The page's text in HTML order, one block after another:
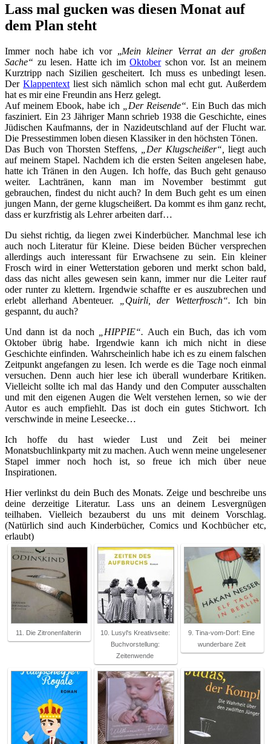
Lass mal gucken was diesen Monat auf
dem Plan steht
Immer noch habe ich vor „Mein kleiner Verrat an der großen
Sache“ zu lesen. Hatte ich imOktoberschon vor. Ist an meinem
Kurztripp nach Sizilien gescheitert. Ich muss es unbedingt lesen.
DerKlappentext liest sich nämlich schon mal echt gut. Außerdem
hat es mir eine Freundin ans Herz gelegt.
Auf meinem Ebook, habe ich
„Der Reisende“. Ein Buch das mich
fasziniert. Ein 23 Jähriger Mann schrieb 1938 die Geschichte, eines
Jüdischen Kaufmanns, der in Nazideutschland auf der Flucht war.
Die Pressestimmen loben diesen Klassiker in den höchsten Tönen.
Das Buch von Thorsten Steffens,
„Der Klugscheißer“,
liegt auch
auf meinem Stapel. Nachdem ich die ersten Seiten angelesen habe,
hatte ich Tränen in den Augen. Ich hoffe, das Buch geht genauso
weiter. Lachtränen, kann man im November bestimmt gut
gebrauchen, findest du nicht auch? In dem Buch geht es um einen
jungen Mann, der gerne klugscheißert. Da kommt es ihm ganz recht,
dass er kurzfristig als Lehrer arbeiten darf…
Du siehst richtig, da liegen zwei Kinderbücher. Manchmal lese ich
auch noch Literatur für Kleine. Diese beiden Bücher versprechen
allerdings auch interessant für Erwachsene zu sein. Ein kleiner
Frosch wird in einer Wetterstation geboren und merkt schon bald,
dass das nicht alles gewesen sein kann, immer nur die Leiter rauf
oder runter zu klettern. Irgendwie schaffte er es auszubrechen und
erlebt allerhand Abenteuer.
„Quirli, der Wetterfrosch“.Ich bin
gespannt, du auch?
Und dann ist da noch
„HIPPIE“. Auch ein Buch, das ich vom
Oktober übrig habe. Irgendwie kann ich mich nicht in diese
Geschichte einfinden. Wahrscheinlich habe ich es zu einem falschen
Zeitpunkt angefangen zu lesen. Ich werde es die Tage noch einmal
versuchen. Denn auch hier lese ich überall wunderbare Kritiken.
Vielleicht sollte ich mal das Handy und den Computer ausschalten
und mit den eigenen Augen die Welt verstehen lernen, so wie der
Autor es auch empfiehlt. Das ist doch ein gutes Stichwort. Ich
verschwinde in meine Leseecke…
Ich hoffe du hast wieder Lust und Zeit bei meiner
Monatsbuchlinkparty mit zu machen. Auch wenn meine ungelesener
Stapel immer noch hoch ist, so freue ich mich über neue
Inspirationen.
Hier verlinkst du dein Buch des Monats. Zeige und beschreibe uns
deine derzeitige Literatur. Lass uns an deinem Lesvergnügen
teilhaben. Vielleich bezauberst du uns mit deinem Vorschlag.
(Natürlich sind auch Kinderbücher, Comics und Kochbücher etc,
erlaubt)
11. Die Zitronenfalterin
10. Lusyl's Kreativseite:
Buchvorstellung:
Zeitenwende
9. Tina-vom-Dorf: Eine
wunderbare Zeit